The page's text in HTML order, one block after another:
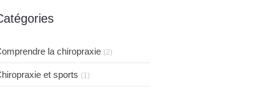
la chiropraxie (2)
et sports (1)